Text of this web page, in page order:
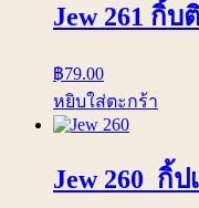
Jew 261 กิ้
฿79.00
หยิบใส่ตะกร้า
Jew 260 กิ้